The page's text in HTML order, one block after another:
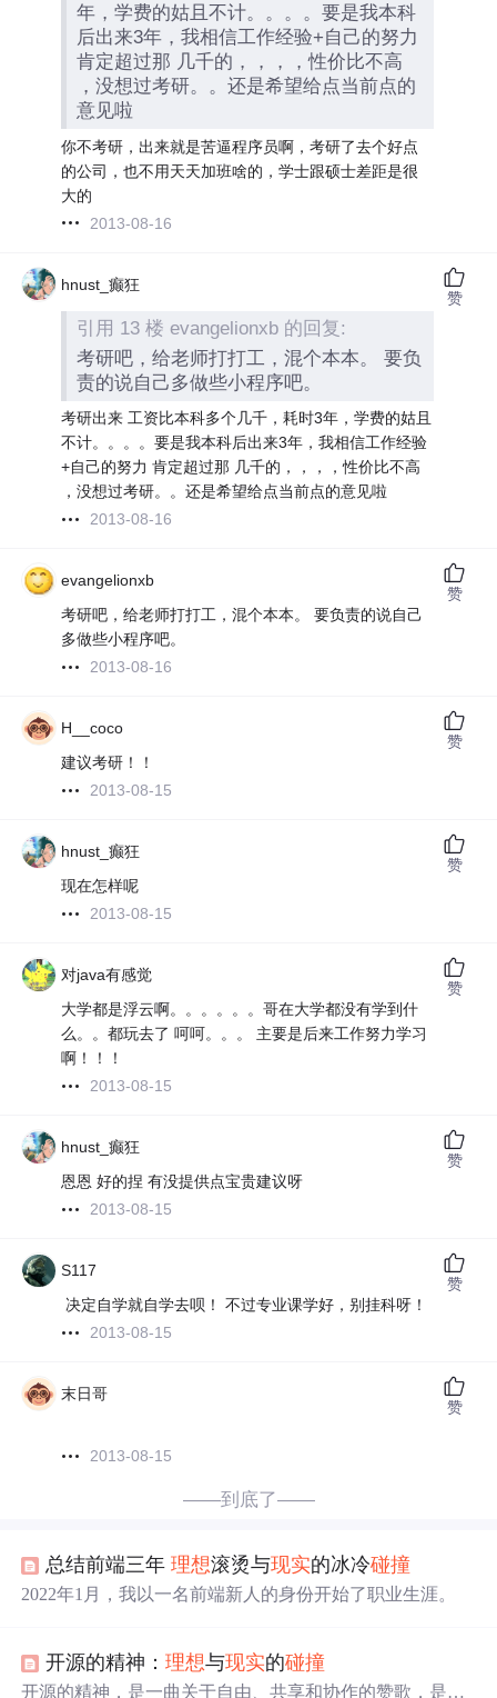
年，学费的姑且不计。。。。要是我本科
后出来3年，我相信工作经验+自己的努力
肯定超过那 几千的，，，，性价比不高
，没想过考研。。还是希望给点当前点的
意见啦
你不考研，出来就是苦逼程序员啊，考研了去个好点
的公司，也不用天天加班啥的，学士跟硕士差距是很
大的
2013-08-16
hnust_癫狂
引用 13 楼 evangelionxb 的回复:
考研吧，给老师打打工，混个本本。 要负
责的说自己多做些小程序吧。
考研出来 工资比本科多个几千，耗时3年，学费的姑且
不计。。。。要是我本科后出来3年，我相信工作经验
+自己的努力 肯定超过那 几千的，，，，性价比不高
，没想过考研。。还是希望给点当前点的意见啦
2013-08-16
赞
evangelionxb
考研吧，给老师打打工，混个本本。 要负责的说自己
多做些小程序吧。
2013-08-16
赞
H__coco
建议考研！！
2013-08-15
赞
hnust_癫狂
现在怎样呢
2013-08-15
赞
对java有感觉
大学都是浮云啊。。。。。。哥在大学都没有学到什
么。。都玩去了 呵呵。。。 主要是后来工作努力学习
啊！！！
2013-08-15
赞
hnust_癫狂
恩恩 好的捏 有没提供点宝贵建议呀
2013-08-15
赞
S117
决定自学就自学去呗！ 不过专业课学好，别挂科呀！
2013-08-15
赞
末日哥
2013-08-15
赞
——到底了——
总结前端三年理想滚烫与现实的冰冷碰撞
2022年1月，我以一名前端新人的身份开始了职业生涯。
开源的精神：理想与现实的碰撞
开源的精神，是一曲关于自由、共享和协作的赞歌，是全